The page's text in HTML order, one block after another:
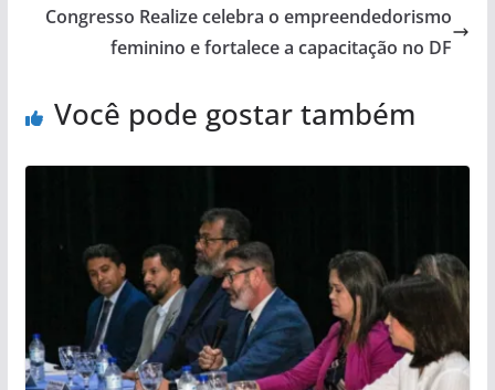
Congresso Realize celebra o empreendedorismo
feminino e fortalece a capacitação no DF
Você pode gostar também